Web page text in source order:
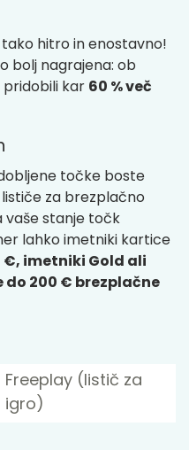
hitro in enostavno!
bolj nagrajena: ob
kar 60 % več
točke boste
za brezplačno
vaše stanje točk
lahko imetniki kartice
€, imetniki Gold ali
do 200 € brezplačne
Freeplay (listič za
igro)